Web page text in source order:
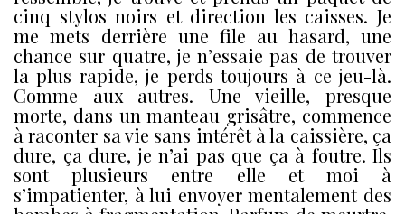
cinq stylos noirs et direction les caisses. Je
me mets derrière une file au hasard, une
chance sur quatre, je n’essaie pas de trouver
la plus rapide, je perds toujours à ce jeu-là.
Comme aux autres. Une vieille, presque
morte, dans un manteau grisâtre, commence
à raconter sa vie sans intérêt à la caissière, ça
dure, ça dure, je n’ai pas que ça à foutre. Ils
sont plusieurs entre elle et moi à
s’impatienter, à lui envoyer mentalement des